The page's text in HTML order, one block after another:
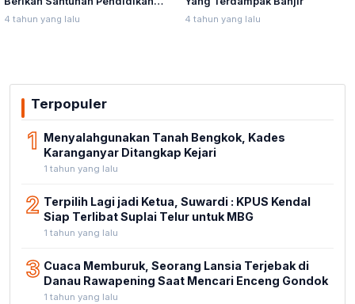
Anak Yatim Piatu
4 tahun yang lalu 4 tahun yang lalu
Terpopuler
1 Menyalahgunakan Tanah Bengkok, Kades
Karanganyar Ditangkap Kejari
1 tahun yang lalu
2 Terpilih Lagi jadi Ketua, Suwardi : KPUS Kendal
Siap Terlibat Suplai Telur untuk MBG
1 tahun yang lalu
3 Cuaca Memburuk, Seorang Lansia Terjebak di
Danau Rawapening Saat Mencari Enceng Gondok
1 tahun yang lalu